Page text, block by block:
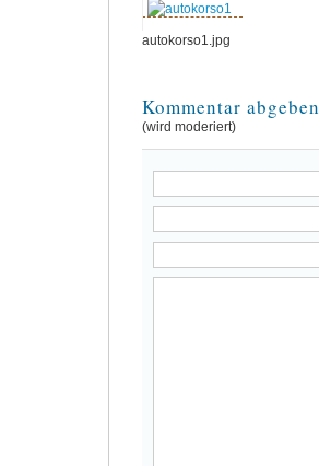
autokorso1.jpg
Kommentar abgeben
(wird moderiert)